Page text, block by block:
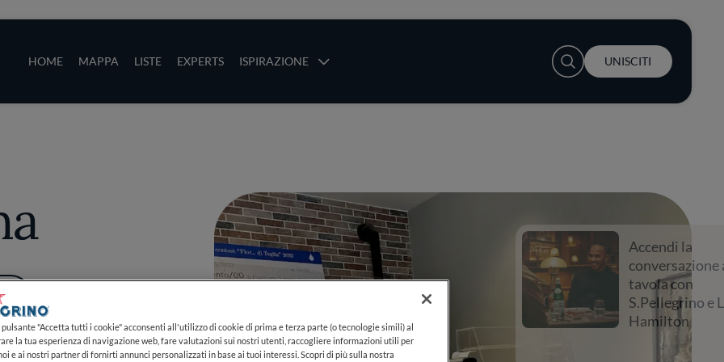
HOME MAPPA LISTE EXPERTS ISPIRAZIONE
User account menu
UNISCITI
Accendi la
conversazione a
tavola con
S.Pellegrino e Lewis
Hamilton
"Accetta tutti i cookie" acconsenti all'utilizzo di cookie di prima e terza parte (o tecnologie simili) al
la tua esperienza di navigazione web, fare valutazioni sui nostri utenti, raccogliere informazioni utili per
e ai nostri partner di fornirti annunci personalizzati in base ai tuoi interessi. Scopri di più sulla nostra